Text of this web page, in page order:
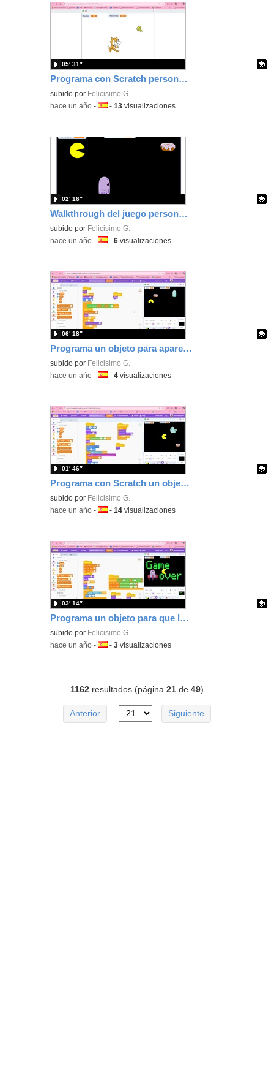
Programa con Scratch personajes para moverse horizontal y verticalmente y chocarse.
Contenido educativo.
subido por Felicisimo G.
05′ 31″
-hace un año -Idioma:
-13 visualizaciones
Walkthrough del juego personaje persigue donuts programado con Scratch
Contenido educativo.
subido por Felicisimo G.
02′ 16″
-hace un año -Idioma:
-6 visualizaciones
Programa un objeto para aparecer cuando el marcador cambia de decena y dispara objetos.
Contenido educativo.
subido por Felicisimo G.
06′ 18″
-hace un año -Idioma:
-4 visualizaciones
Programa con Scratch un objeto que persiga a un personaje con Scratch hasta alcanzarlo.
Contenido educativo.
subido por Felicisimo G.
01′ 46″
-hace un año -Idioma:
-14 visualizaciones
Programa un objeto para que lo coman y aparezca de nuevo en posiciones aleatorias con Scratch
Contenido educativo.
subido por Felicisimo G.
03′ 14″
-hace un año -Idioma:
-3 visualizaciones
1162resultados (página 21de 49)
Anterior Siguiente